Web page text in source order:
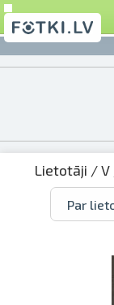
Lietotāji /V
Par